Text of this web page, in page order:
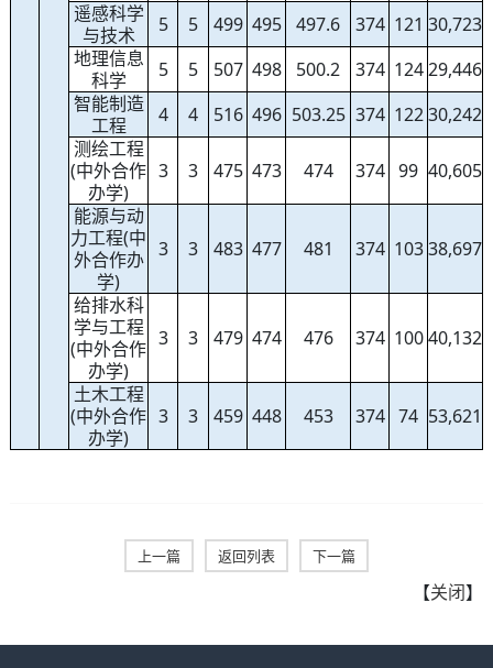
遥感科学
与技术
5 5 499 495 497.6 374 121 30,723
地理信息
科学
5 5 507 498 500.2 374 124 29,446
智能制造
工程
4 4 516 496 503.25 374 122 30,242
测绘工程
(中外合作
办学)
3 3 475 473 474 374 99 40,605
能源与动
力工程(中
外合作办
学)
3 3 483 477 481 374 103 38,697
给排水科
学与工程
(中外合作
办学)
3 3 479 474 476 374 100 40,132
土木工程
(中外合作
办学)
3 3 459 448 453 374 74 53,621
上一篇 返回列表 下一篇
【关闭】